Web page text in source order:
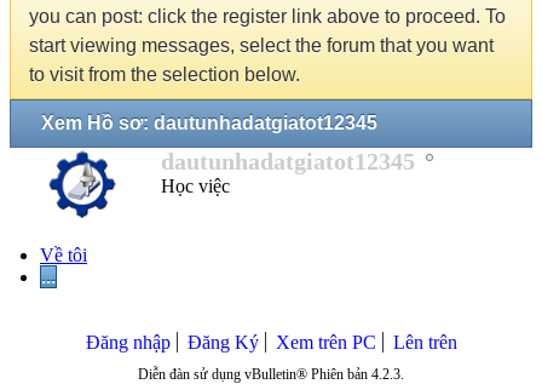
you can post: click the register link above to proceed. To
start viewing messages, select the forum that you want
to visit from the selection below.
Xem Hồ sơ: dautunhadatgiatot12345
dautunhadatgiatot12345
Học việc
Về tôi
...
Đăng nhập Đăng Ký Xem trên PC Lên trên
Diễn đàn sử dụng vBulletin® Phiên bản 4.2.3.